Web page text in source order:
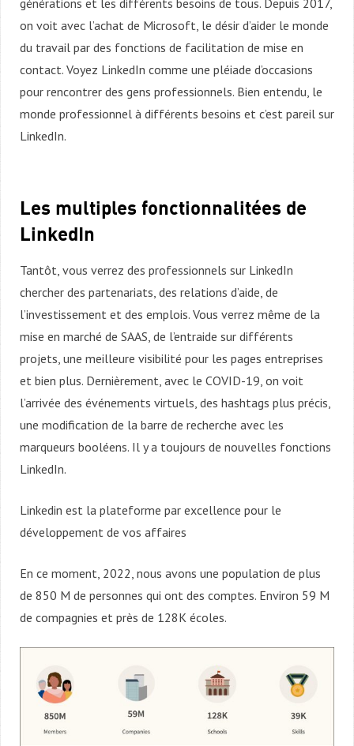
on voit avec l’achat de Microsoft, le désir d’aider le monde
du travail par des fonctions de facilitation de mise en
contact. Voyez LinkedIn comme une pléiade d’occasions
pour rencontrer des gens professionnels. Bien entendu, le
monde professionnel à différents besoins et c’est pareil sur
LinkedIn.
Les multiples fonctionnalitées de
LinkedIn
Tantôt, vous verrez des professionnels sur LinkedIn
chercher des partenariats, des relations d’aide, de
l’investissement et des emplois. Vous verrez même de la
mise en marché de SAAS, de l’entraide sur différents
projets, une meilleure visibilité pour les pages entreprises
et bien plus. Dernièrement, avec le COVID-19, on voit
l’arrivée des événements virtuels, des hashtags plus précis,
une modification de la barre de recherche avec les
marqueurs booléens. Il y a toujours de nouvelles fonctions
LinkedIn.
Linkedin est la plateforme par excellence pour le
développement de vos affaires
En ce moment, 2022, nous avons une population de plus
de 850 M de personnes qui ont des comptes. Environ 59 M
de compagnies et près de 128K écoles.